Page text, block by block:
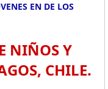
EN DE LOS
NIÑOS Y
CHILE.